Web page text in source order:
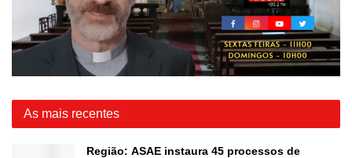
As mais recentes
Região: ASAE instaura 45 processos de